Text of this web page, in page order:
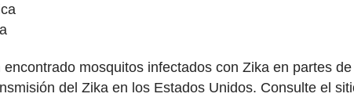
encontrado mosquitos infectados con Zika en partes
del Zika en los Estados Unidos. Consulte el